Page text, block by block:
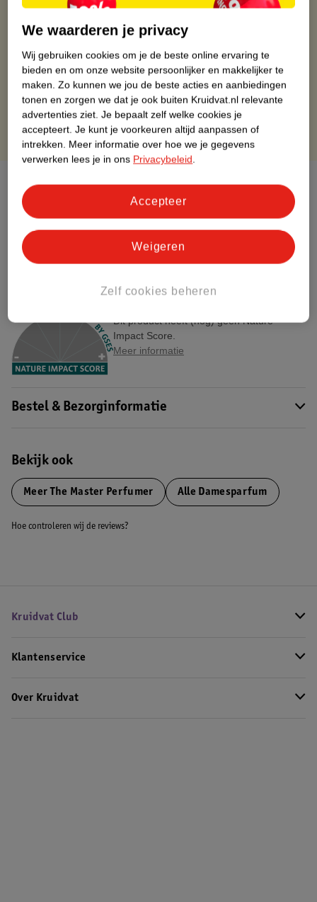
Gratis ophalen in de winkel
Op werkdagen voor 22:00 uur besteld, volgende dag in huis
Gratis thuisbezorgd vanaf 50.00
Gratis retourneren binnen 30 dagen
Gratis punten met je Kruidvat kaart
Over dit product
Productinformatie
Etiketinformatie
Nature Impact Score
Dit product heeft (nog) geen Nature
Impact Score.
Meer informatie
Bestel & Bezorginformatie
Bekijk ook
MeerThe Master Perfumer Alle Damesparfum
Hoe controleren wij de reviews?
Kruidvat Club
Klantenservice
Over Kruidvat
We waarderen je privacy
Wij gebruiken cookies om je de beste online ervaring te
bieden en om onze website persoonlijker en makkelijker te
maken. Zo kunnen we jou de beste acties en aanbiedingen
tonen en zorgen we dat je ook buiten Kruidvat.nl relevante
advertenties ziet. Je bepaalt zelf welke cookies je
accepteert. Je kunt je voorkeuren altijd aanpassen of
intrekken. Meer informatie over hoe we je gegevens
verwerken lees je in ons Privacybeleid.
Zelf cookies beheren
Weigeren
Accepteer